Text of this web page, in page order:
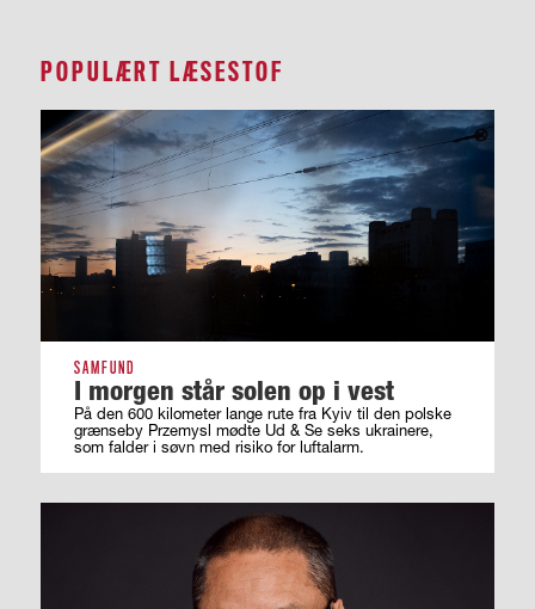
POPULÆRT LÆSESTOF
SAMFUND
I morgen står solen op i vest
På den 600 kilometer lange rute fra Kyiv til den polske
grænseby Przemysl mødte Ud & Se seks ukrainere,
som falder i søvn med risiko for luftalarm.